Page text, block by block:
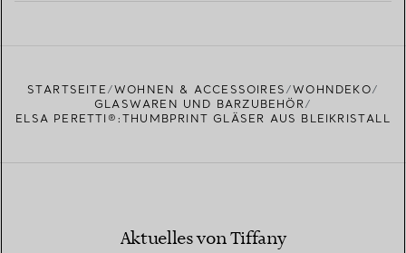
STARTSEITE WOHNEN & ACCESSOIRES
WOHNDEKO
GLASWAREN UND BARZUBEHÖR
ELSA PERETTI®:THUMBPRINT GLÄSER AUS BLEIKRISTALL
Aktuelles von Tiffany